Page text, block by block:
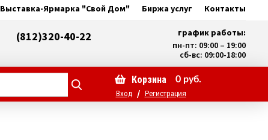
Выставка-Ярмарка "Свой Дом" Биржа услуг Контакты
(812)320-40-22
график работы:
пн-пт: 09:00 – 19:00
сб-вс: 09:00-18:00
Корзина 0руб.
Вход / Регистрация